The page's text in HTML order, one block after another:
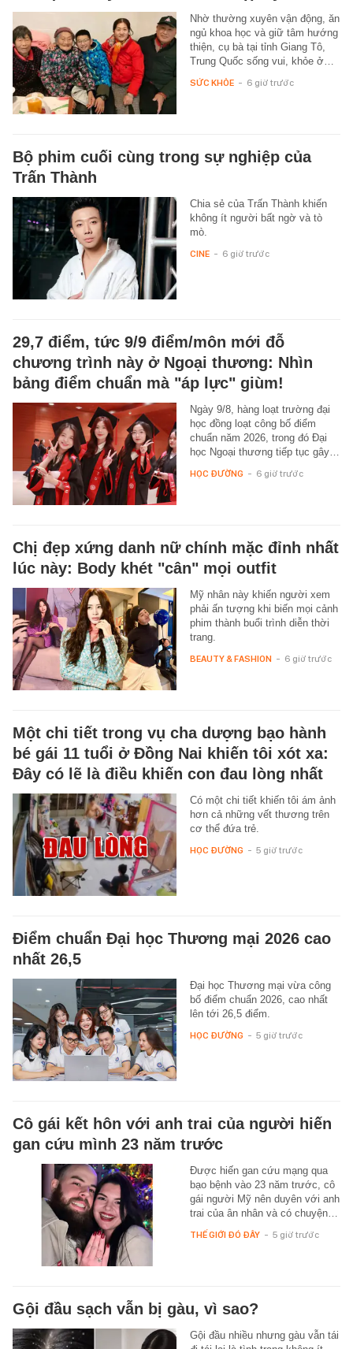
Nhờ thường xuyên vận động, ăn
ngủ khoa học và giữ tâm hướng
thiện, cụ bà tại tỉnh Giang Tô,
Trung Quốc sống vui, khỏe ở…
SỨC KHỎE - 6 giờ trước
Bộ phim cuối cùng trong sự nghiệp của
Trấn Thành
Chia sẻ của Trấn Thành khiến
không ít người bất ngờ và tò
mò.
CINE - 6 giờ trước
29,7 điểm, tức 9/9 điểm/môn mới đỗ
chương trình này ở Ngoại thương: Nhìn
bảng điểm chuẩn mà "áp lực" giùm!
Ngày 9/8, hàng loạt trường đại
học đồng loạt công bố điểm
chuẩn năm 2026, trong đó Đại
học Ngoại thương tiếp tục gây…
HỌC ĐƯỜNG - 6 giờ trước
Chị đẹp xứng danh nữ chính mặc đỉnh nhất
lúc này: Body khét "cân" mọi outfit
Mỹ nhân này khiến người xem
phải ấn tượng khi biến mọi cảnh
phim thành buổi trình diễn thời
trang.
BEAUTY & FASHION - 6 giờ trước
Một chi tiết trong vụ cha dượng bạo hành
bé gái 11 tuổi ở Đồng Nai khiến tôi xót xa:
Đây có lẽ là điều khiến con đau lòng nhất
Có một chi tiết khiến tôi ám ảnh
hơn cả những vết thương trên
cơ thể đứa trẻ.
HỌC ĐƯỜNG - 5 giờ trước
Điểm chuẩn Đại học Thương mại 2026 cao
nhất 26,5
Đại học Thương mại vừa công
bố điểm chuẩn 2026, cao nhất
lên tới 26,5 điểm.
HỌC ĐƯỜNG - 5 giờ trước
Cô gái kết hôn với anh trai của người hiến
gan cứu mình 23 năm trước
Được hiến gan cứu mạng qua
bạo bệnh vào 23 năm trước, cô
gái người Mỹ nên duyên với anh
trai của ân nhân và có chuyện…
THẾ GIỚI ĐÓ ĐÂY - 5 giờ trước
Gội đầu sạch vẫn bị gàu, vì sao?
Gội đầu nhiều nhưng gàu vẫn tái